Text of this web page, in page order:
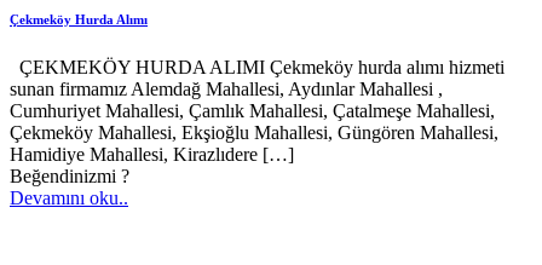
Çekmeköy Hurda Alımı
ÇEKMEKÖY HURDA ALIMI Çekmeköy hurda alımı hizmeti
sunan firmamız Alemdağ Mahallesi, Aydınlar Mahallesi ,
Cumhuriyet Mahallesi, Çamlık Mahallesi, Çatalmeşe Mahallesi,
Çekmeköy Mahallesi, Ekşioğlu Mahallesi, Güngören Mahallesi,
Hamidiye Mahallesi, Kirazlıdere […]
Beğendinizmi ?
Devamını oku..